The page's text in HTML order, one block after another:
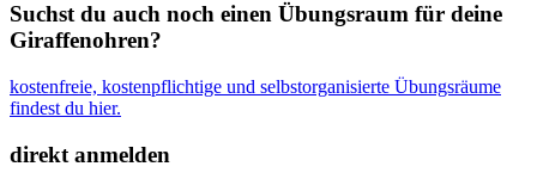
Suchst du auch noch einen Übungsraum für deine
Giraffenohren?
kostenfreie, kostenpflichtige und selbstorganisierte Übungsräume
findest du hier.
direkt anmelden